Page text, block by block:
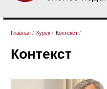
Главная / Курск / Контекст /
Контекст